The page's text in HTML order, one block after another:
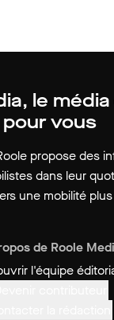
le
pour vous
propose des
dans leur
une mobilité
de Roole
l'équipe